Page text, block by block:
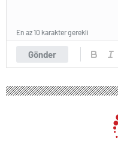
Gönder
En az 10 karakter gerekli